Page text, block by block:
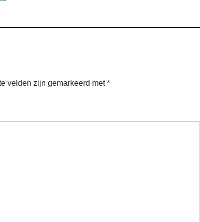
velden zijn gemarkeerd met*